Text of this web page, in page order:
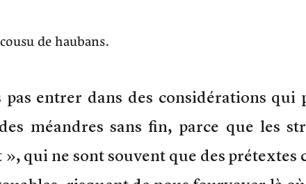
de haubans.
pas entrer dans des considérations qui
méandres sans fin, parce que les
», qui ne sont souvent que des prétextes